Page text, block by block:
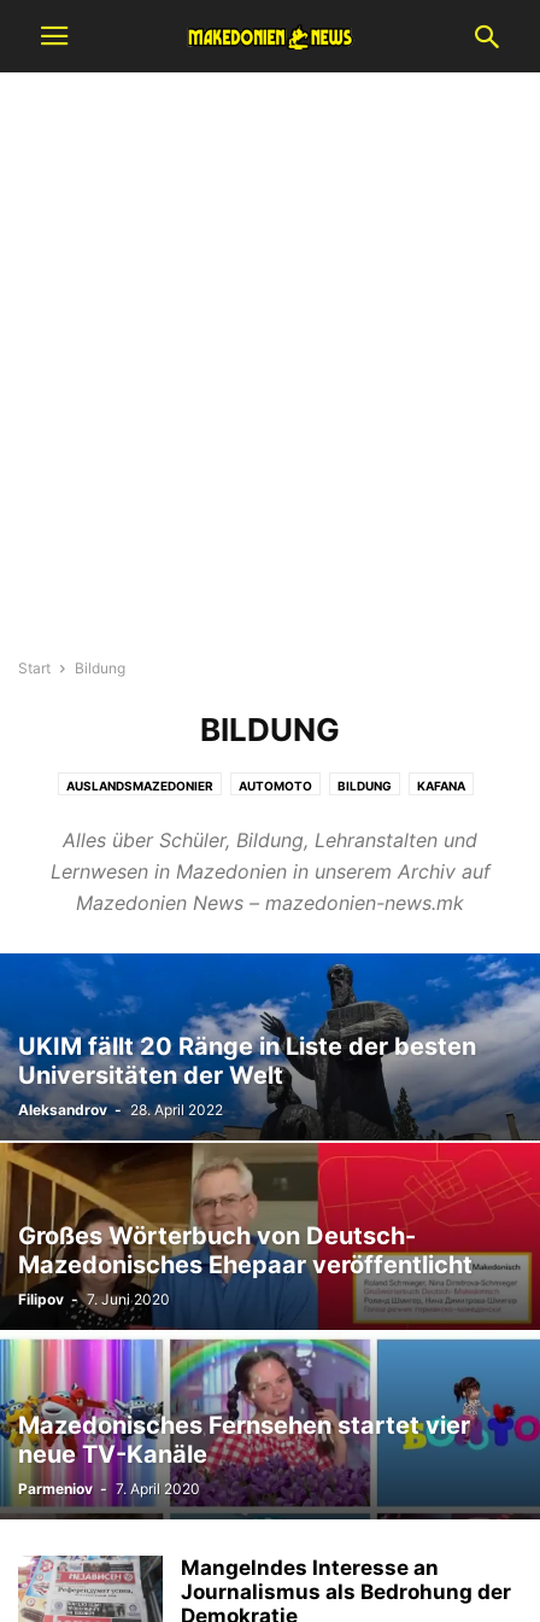
Start Bildung
BILDUNG
AUSLANDSMAZEDONIER AUTOMOTO BILDUNG KAFANA
VIDEOTHEK WIRTSCHAFT
Alles über Schüler, Bildung, Lehranstalten und
Lernwesen in Mazedonien in unserem Archiv auf
Mazedonien News – mazedonien-news.mk
UKIM fällt 20 Ränge in Liste der besten
Universitäten der Welt
Aleksandrov - 28. April 2022
Großes Wörterbuch von Deutsch-
Mazedonisches Ehepaar veröffentlicht
Filipov - 7. Juni 2020
Mazedonisches Fernsehen startet vier
neue TV-Kanäle
Parmeniov - 7. April 2020
Mangelndes Interesse an
Journalismus als Bedrohung der
Demokratie